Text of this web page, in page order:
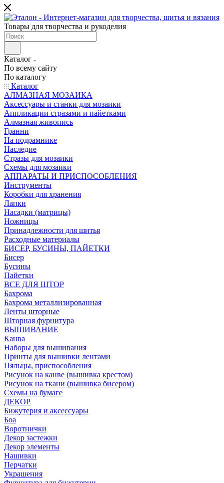
Товары для творчества и рукоделия
Каталог
По всему сайту
По каталогу
Каталог
АЛМАЗНАЯ МОЗАИКА
Аксессуары и станки для мозаики
Аппликации стразами и пайетками
Алмазная живопись
Гранни
На подрамнике
Наследие
Стразы для мозаики
Схемы для мозаики
АППАРАТЫ И ПРИСПОСОБЛЕНИЯ
Инструменты
Коробки для хранения
Лапки
Насадки (матрицы)
Ножницы
Принадлежности для шитья
Расходные материалы
БИСЕР, БУСИНЫ, ПАЙЕТКИ
Бисер
Бусины
Пайетки
ВСЕ ДЛЯ ШТОР
Бахрома
Бахрома металлизированная
Ленты шторные
Шторная фурнитура
ВЫШИВАНИЕ
Канва
Наборы для вышивания
Принты для вышивки лентами
Пяльцы, приспособления
Рисунок на канве (вышивка крестом)
Рисунок на ткани (вышивка бисером)
Схемы на бумаге
ДЕКОР
Бижутерия и аксессуары
Боа
Воротнички
Декор застежки
Декор элементы
Нашивки
Перчатки
Украшения